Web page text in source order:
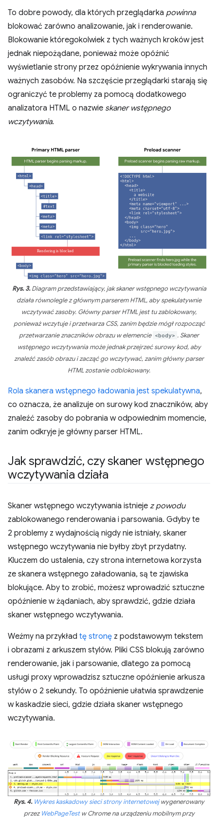
To dobre powody, dla których przeglądarka powinna
blokować zarówno analizowanie, jak i renderowanie.
Blokowanie któregokolwiek z tych ważnych kroków jest
jednak niepożądane, ponieważ może opóźnić
wyświetlanie strony przez opóźnienie wykrywania innych
ważnych zasobów. Na szczęście przeglądarki starają się
ograniczyć te problemy za pomocą dodatkowego
analizatora HTML o nazwie skaner wstępnego
wczytywania.
Rys. 3.Diagram przedstawiający, jak skaner wstępnego wczytywania
działa równolegle z głównym parserem HTML, aby spekulatywnie
wczytywać zasoby. Główny parser HTML jest tu zablokowany,
ponieważ wczytuje i przetwarza CSS, zanim będzie mógł rozpocząć
przetwarzanie znaczników obrazu w elemencie <body> . Skaner
wstępnego wczytywania może jednak przejrzeć surowy kod, aby
znaleźć zasób obrazu i zacząć go wczytywać, zanim główny parser
HTML zostanie odblokowany.
Rola skanera wstępnego ładowania jest spekulatywna,
co oznacza, że analizuje on surowy kod znaczników, aby
znaleźć zasoby do pobrania w odpowiednim momencie,
zanim odkryje je główny parser HTML.
Jak sprawdzić, czy skaner wstępnego
wczytywania działa
Skaner wstępnego wczytywania istnieje z powodu
zablokowanego renderowania i parsowania. Gdyby te
2 problemy z wydajnością nigdy nie istniały, skaner
wstępnego wczytywania nie byłby zbyt przydatny.
Kluczem do ustalenia, czy strona internetowa korzysta
ze skanera wstępnego załadowania, są te zjawiska
blokujące. Aby to zrobić, możesz wprowadzić sztuczne
opóźnienie w żądaniach, aby sprawdzić, gdzie działa
skaner wstępnego wczytywania.
Weźmy na przykład tę stronę z podstawowym tekstem
i obrazami z arkuszem stylów. Pliki CSS blokują zarówno
renderowanie, jak i parsowanie, dlatego za pomocą
usługi proxy wprowadzisz sztuczne opóźnienie arkusza
stylów o 2 sekundy. To opóźnienie ułatwia sprawdzenie
w kaskadzie sieci, gdzie działa skaner wstępnego
wczytywania.
Rys. 4. Wykres kaskadowy sieci strony internetowejwygenerowany
przezWebPageTestw Chrome na urządzeniu mobilnym przy